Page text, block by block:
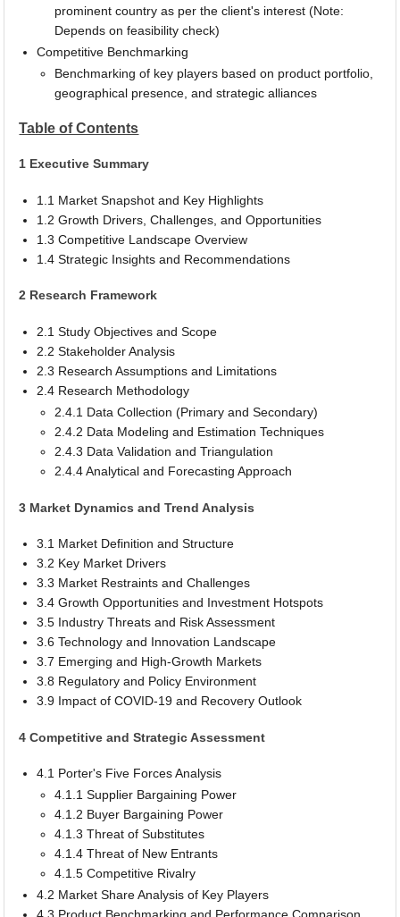
prominent country as per the client's interest (Note:
Depends on feasibility check)
Competitive Benchmarking
Benchmarking of key players based on product portfolio,
geographical presence, and strategic alliances
Table of Contents
1 Executive Summary
1.1 Market Snapshot and Key Highlights
1.2 Growth Drivers, Challenges, and Opportunities
1.3 Competitive Landscape Overview
1.4 Strategic Insights and Recommendations
2 Research Framework
2.1 Study Objectives and Scope
2.2 Stakeholder Analysis
2.3 Research Assumptions and Limitations
2.4 Research Methodology
2.4.1 Data Collection (Primary and Secondary)
2.4.2 Data Modeling and Estimation Techniques
2.4.3 Data Validation and Triangulation
2.4.4 Analytical and Forecasting Approach
3 Market Dynamics and Trend Analysis
3.1 Market Definition and Structure
3.2 Key Market Drivers
3.3 Market Restraints and Challenges
3.4 Growth Opportunities and Investment Hotspots
3.5 Industry Threats and Risk Assessment
3.6 Technology and Innovation Landscape
3.7 Emerging and High-Growth Markets
3.8 Regulatory and Policy Environment
3.9 Impact of COVID-19 and Recovery Outlook
4 Competitive and Strategic Assessment
4.1 Porter's Five Forces Analysis
4.1.1 Supplier Bargaining Power
4.1.2 Buyer Bargaining Power
4.1.3 Threat of Substitutes
4.1.4 Threat of New Entrants
4.1.5 Competitive Rivalry
4.2 Market Share Analysis of Key Players